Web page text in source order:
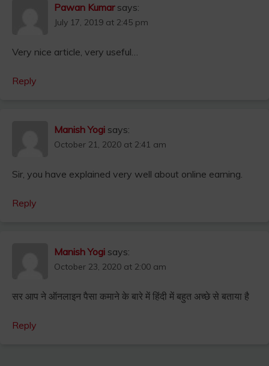
Pawan Kumar says:
July 17, 2019 at 2:45 pm
Very nice article, very useful…
Reply
Manish Yogi says:
October 21, 2020 at 2:41 am
Sir, you have explained very well about online earning.
Reply
Manish Yogi says:
October 23, 2020 at 2:00 am
सर आप ने ऑनलाइन पैसा कमाने के बारे में हिंदी में बहुत अच्छे से बताया है
Reply